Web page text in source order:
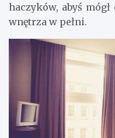
haczyków, abyś
wnętrza w pełni.